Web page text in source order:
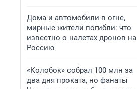
Дома и автомобили в огне,
мирные жители погибли: что
известно о налетах дронов на
Россию
«Колобок» собрал 100 млн за
два дня проката, но фанаты